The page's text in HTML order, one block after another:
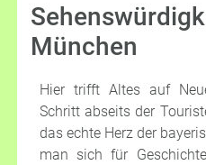
München
Hier trifft Altes auf
Schritt abseits der
das echte Herz der
man sich für